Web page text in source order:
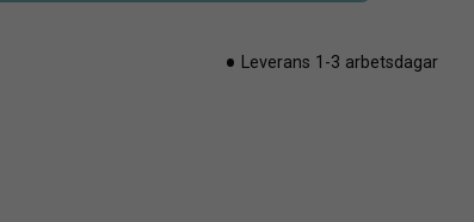
Leverans 1-3 arbetsdagar